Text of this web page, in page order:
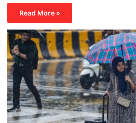
Read More »